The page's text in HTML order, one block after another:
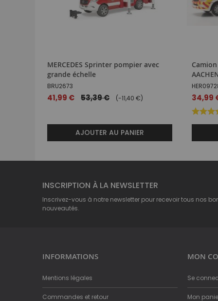
MERCEDES Sprinter pompier avec
grande échelle
BRU2673
Prix
41,99 € 53,39 € (-11,40 €)
AJOUTER AU PANIER
34,99
INSCRIPTION À LA NEWSLETTER
Inscrivez-vous à notre newsletter pour recevoir tous nos
nouveautés.
INFORMATIONS
Mentions légales
Commandes et retour
MON
Se
Mon